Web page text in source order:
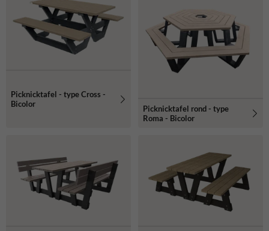
Picknicktafel - type Cross -
Bicolor
Picknicktafel rond - type
Roma - Bicolor